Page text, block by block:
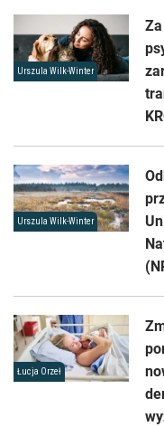
Urszula Wilk-Winter
Urszula Wilk-Winter
Łucja Orzeł